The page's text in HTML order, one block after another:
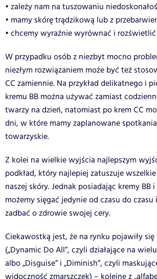
• zależy nam na tuszowaniu
• mamy skórę trądzikową lub z
• chcemy wyraźnie wyrównać i rozświetlić
W przypadku osób z niezbyt mocno
niezłym rozwiązaniem może być też
CC zamiennie. Na przykład delikatnego i
kremu BB można używać zamiast
twarzy na dzień, natomiast po krem CC
dni, w które mamy zaplanowane
towarzyskie.
Z kolei na wielkie wyjścia najlepszym
podkład, który najlepiej zatuszuje
naszej skóry. Jednak posiadając kremy BB
możemy sięgać jedynie od czasu do
zadbać o zdrowie swojej cery.
Ciekawostką jest, że na rynku pojawiły
(„Dynamic Do All”, czyli działające na
albo „Disguise” i „Diminish”, czyli
widoczność zmarszczek) – kolejne z